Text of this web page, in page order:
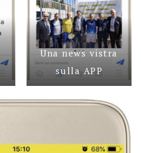
Una news vistra
sulla APP